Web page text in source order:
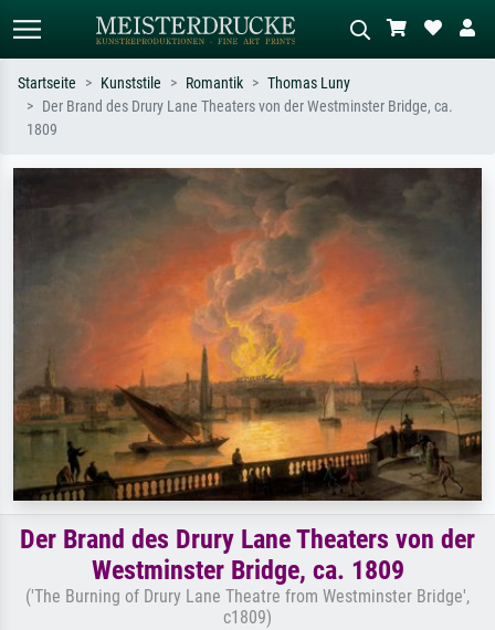
oder Stilen – z.B. Monet,
Sternennacht, Impressionismus, Welle
Wiese, Abstrakt mit viel Rot, Dunkles
Ölgemälde, Stehender Akt neben einem
Baum.
Startseite Kunststile Romantik
Thomas Luny
Der Brand des Drury Lane Theaters von der Westminster Bridge, ca.
1809
Der Brand des Drury Lane Theaters von der
Westminster Bridge, ca. 1809
('The Burning of Drury Lane Theatre from Westminster Bridge',
c1809)